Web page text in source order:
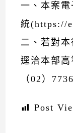
一、本案
統(https://
二、若對
逕洽本部高
（02）
Post